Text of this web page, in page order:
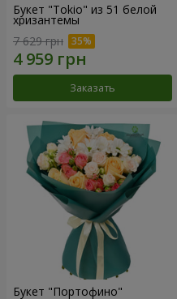
Букет "Tokio" из 51 белой
хризантемы
7 629 грн
Заказать
Букет "Портофино"